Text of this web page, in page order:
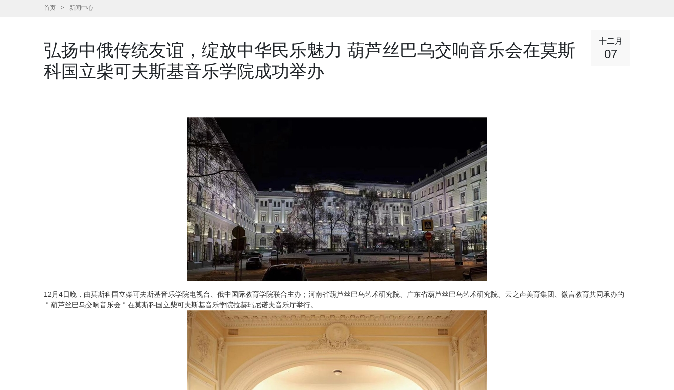
首页 新闻中心
弘扬中俄传统友谊，绽放中华民乐魅力 葫芦丝巴乌交响音乐会在莫斯
科国立柴可夫斯基音乐学院成功举办
十二月
07
12月4日晚，由莫斯科国立柴可夫斯基音乐学院电视台、俄中国际教育学院联合主办；河南省葫芦丝巴乌艺术研究院、广东省葫芦丝巴乌艺术研究院、云之声美育集团、微言教育共同承办的
＂葫芦丝巴乌交响音乐会＂在莫斯科国立柴可夫斯基音乐学院拉赫玛尼诺夫音乐厅举行。